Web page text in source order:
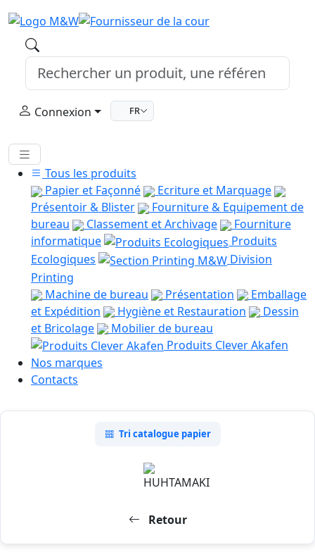
Connexion FR
Tous les produits
Papier et Façonné
Ecriture et Marquage
Présentoir & Blister
Fourniture & Equipement de
bureau
Classement et Archivage
Fourniture
informatique
Produits
Ecologiques
Division
Printing
Machine de bureau
Présentation
Emballage
et Expédition
Hygiène et Restauration
Dessin
et Bricolage
Mobilier de bureau
Produits Clever Akafen
Nos marques
Contacts
Tri catalogue papier
Retour